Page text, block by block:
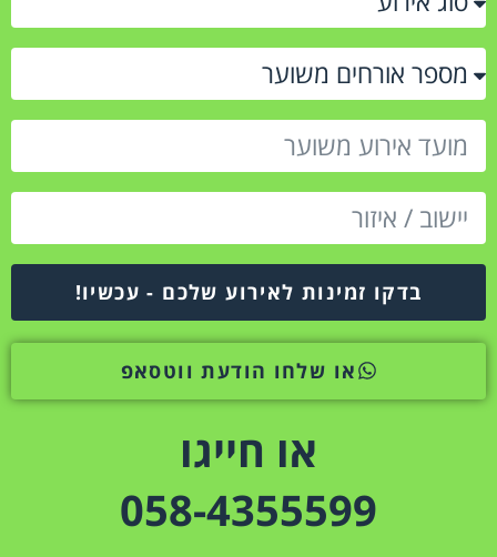
בדקו זמינות לאירוע שלכם - עכשיו!
או שלחו הודעת ווטסאפ
או חייגו
058-4355599